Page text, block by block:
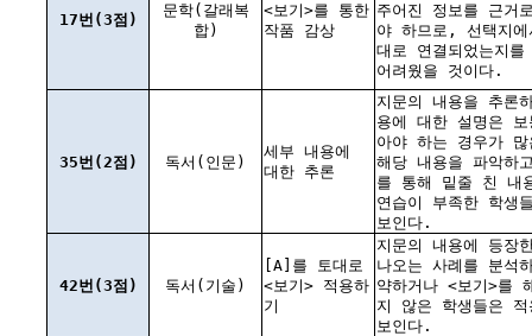
17번(3점)
문학(갈래복
합)
<보기>를 통한
작품 감상
주어진 정보를 근거
야 하므로, 선택지
대로 연결되었는지
어려웠을 것이다.
35번(2점) 독서(인문)
세부 내용에
대한 추론
지문의 내용을 추론
용에 대한 설명은
아야 하는 경우가
해당 내용을 파악하
를 통해 밑줄 친 내
연습이 부족한 학생
보인다.
42번(3점) 독서(기술)
[A]를 토대로
<보기> 적용하
기
지문의 내용에 등장
나오는 사례를 분석
약하거나 <보기>를
지 않은 학생들은 적
보인다.